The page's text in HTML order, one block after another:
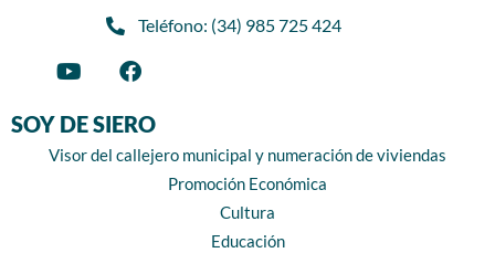
Teléfono: (34) 985 725 424
SOY DE SIERO
Visor del callejero municipal y numeración de viviendas
Promoción Económica
Cultura
Educación